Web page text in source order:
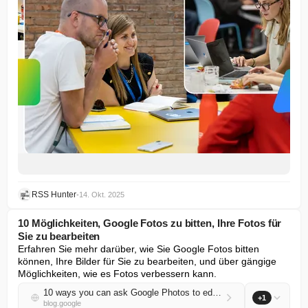
RSS Hunter•14. Okt. 2025
10 Möglichkeiten, Google Fotos zu bitten, Ihre Fotos für
Sie zu bearbeiten
Erfahren Sie mehr darüber, wie Sie Google Fotos bitten
können, Ihre Bilder für Sie zu bearbeiten, und über gängige
Möglichkeiten, wie es Fotos verbessern kann.
10 ways you can ask Google Photos to edit your photos for you
blog.google
+1